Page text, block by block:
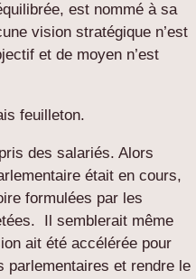
est nommé à sa
vision stratégique n’est
et de moyen n’est
feuilleton.
des salariés. Alors
était en cours,
formulées par les
Il semblerait même
ait été accélérée pour
parlementaires et rendre le